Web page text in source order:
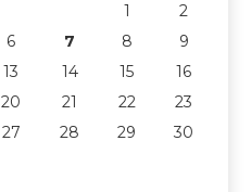
1
2
6 7 8
9
13 14 15
16
20 21 22
23
27 28 29
30